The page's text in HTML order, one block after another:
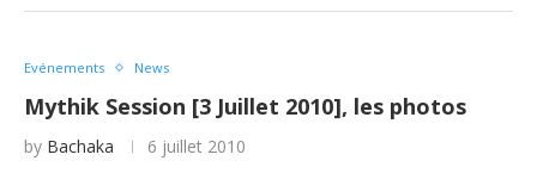
Evénements News
Mythik Session [3 Juillet 2010], les photos
by Bachaka 6 juillet 2010